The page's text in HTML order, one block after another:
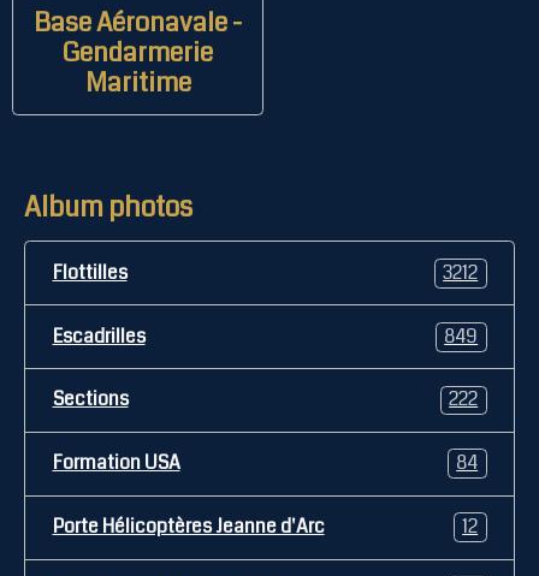
Base Aéronavale -
Gendarmerie
Maritime
Album photos
Flottilles 3212
Escadrilles 849
Sections 222
Formation USA 84
Porte Hélicoptères Jeanne d'Arc 12